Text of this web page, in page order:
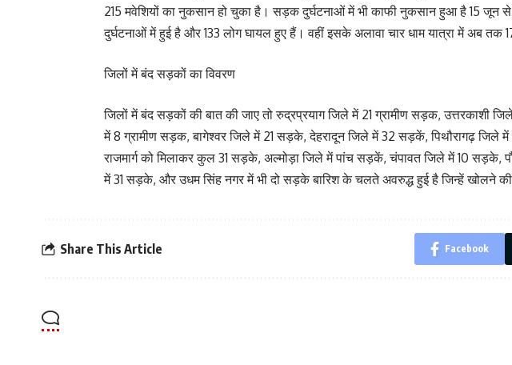
215 मवेशियों का नुकसान हो चुका है। सड़क दुर्घटनाओं में भी काफी नुकसान हुआ है 15 जून
दुर्घटनाओं में हुई है और 133 लोग घायल हुए हैं। वहीं इसके अलावा चार धाम यात्रा में अब तक
जिलों में बंद सड़कों का विवरण
जिलों में बंद सड़कों की बात की जाए तो रुद्रप्रयाग जिले में 21 ग्रामीण सड़क, उत्तरकाशी
में 8 ग्रामीण सड़क, बागेश्वर जिले में 21 सड़के, देहरादून जिले में 32 सड़कें, पिथौरागढ़ जिले में
राजमार्ग को मिलाकर कुल 31 सड़के, अल्मोड़ा जिले में पांच सड़कें, चंपावत जिले में 10 सड़के,
में 31 सड़के, और उधम सिंह नगर में भी दो सड़के बारिश के चलते अवरुद्ध हुई है जिन्हें खोलने की
Share This Article Facebook